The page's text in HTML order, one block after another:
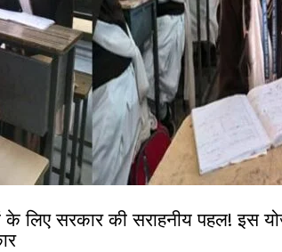
के लिए सरकार की सराहनीय पहल! इस